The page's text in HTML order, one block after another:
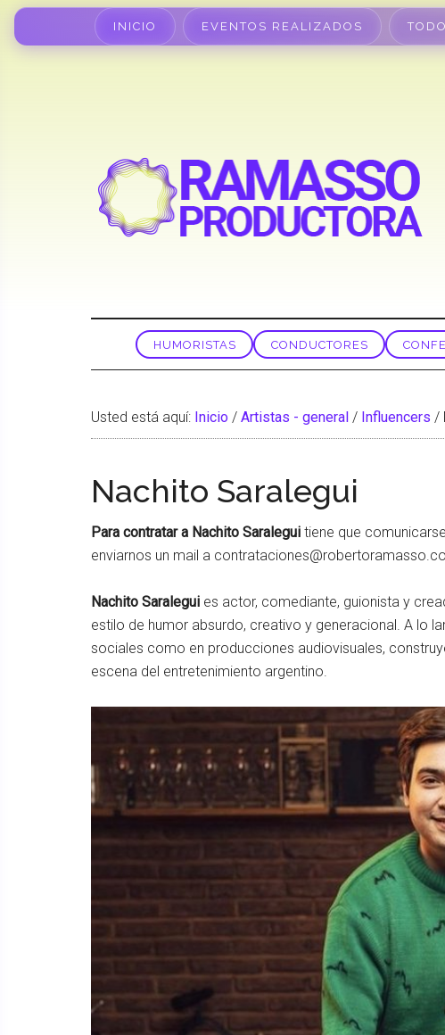
INICIO EVENTOS REALIZADOS
HUMORISTAS CONDUCTORES
Usted está aquí: Inicio / Artistas - general / Influencers /
Nachito Saralegui
Para contratar a Nachito Saralegui tiene que
enviarnos un mail a
Nachito Saralegui es actor, comediante, guionista y
estilo de humor absurdo, creativo y generacional. A lo
sociales como en producciones audiovisuales,
escena del entretenimiento argentino.